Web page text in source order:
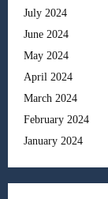
July 2024
June 2024
May 2024
April 2024
March 2024
February 2024
January 2024